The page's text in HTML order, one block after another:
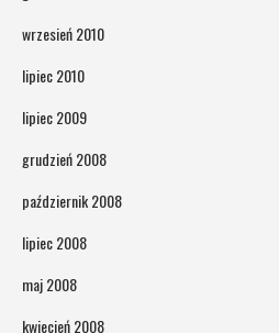
wrzesień 2010
lipiec 2010
lipiec 2009
grudzień 2008
październik 2008
lipiec 2008
maj 2008
kwiecień 2008